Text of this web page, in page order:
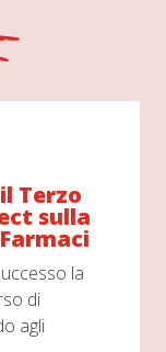
Terzo
sulla
la
di
agli